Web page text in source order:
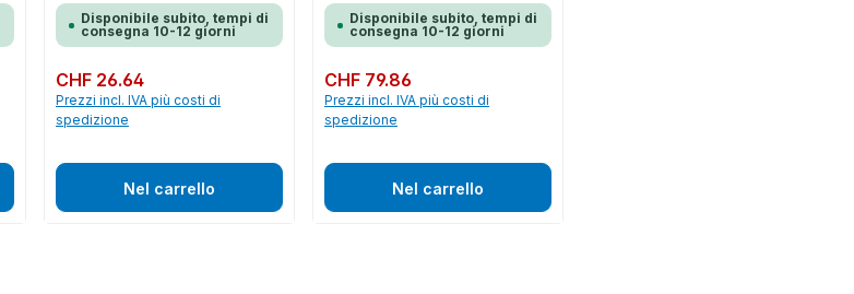
Disponibile subito, tempi di
consegna 10-12 giorni
Prezzo normale:
CHF 26.64
Prezzi incl. IVA più costi di
spedizione
Nel carrello
Disponibile subito, tempi di
consegna 10-12 giorni
Prezzo normale:
CHF 79.86
Prezzi incl. IVA più costi di
spedizione
Nel carrello